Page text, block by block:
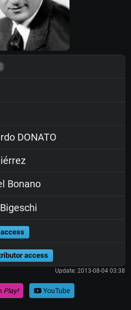
DONATO
Bonano
access
Update: 2013-08-04 03:38
Play! YouTube